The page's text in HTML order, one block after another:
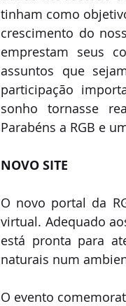
tinham como
crescimento do
emprestam seus
assuntos que
participação
sonho tornasse
Parabéns a RGB e
NOVO SITE
O novo portal da
virtual. Adequado
está pronta para
naturais num
O evento